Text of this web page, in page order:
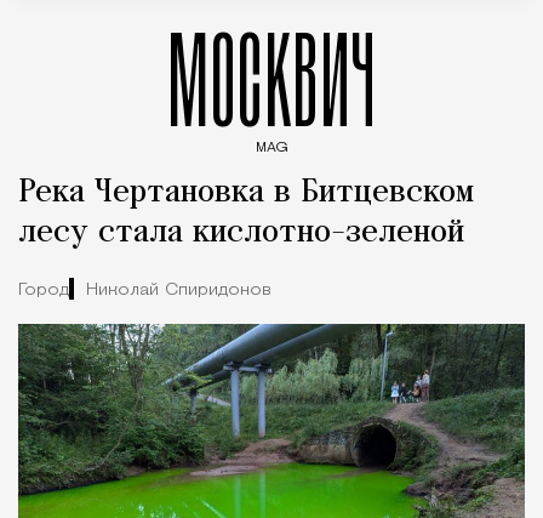
МОСКВИЧ
MAG
Река Чертановка в Битцевском
лесу стала кислотно-зеленой
Город Николай Спиридонов